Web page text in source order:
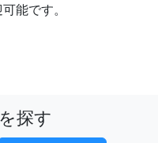
能です。
探す